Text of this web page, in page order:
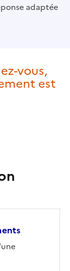
adaptée
vous,
est